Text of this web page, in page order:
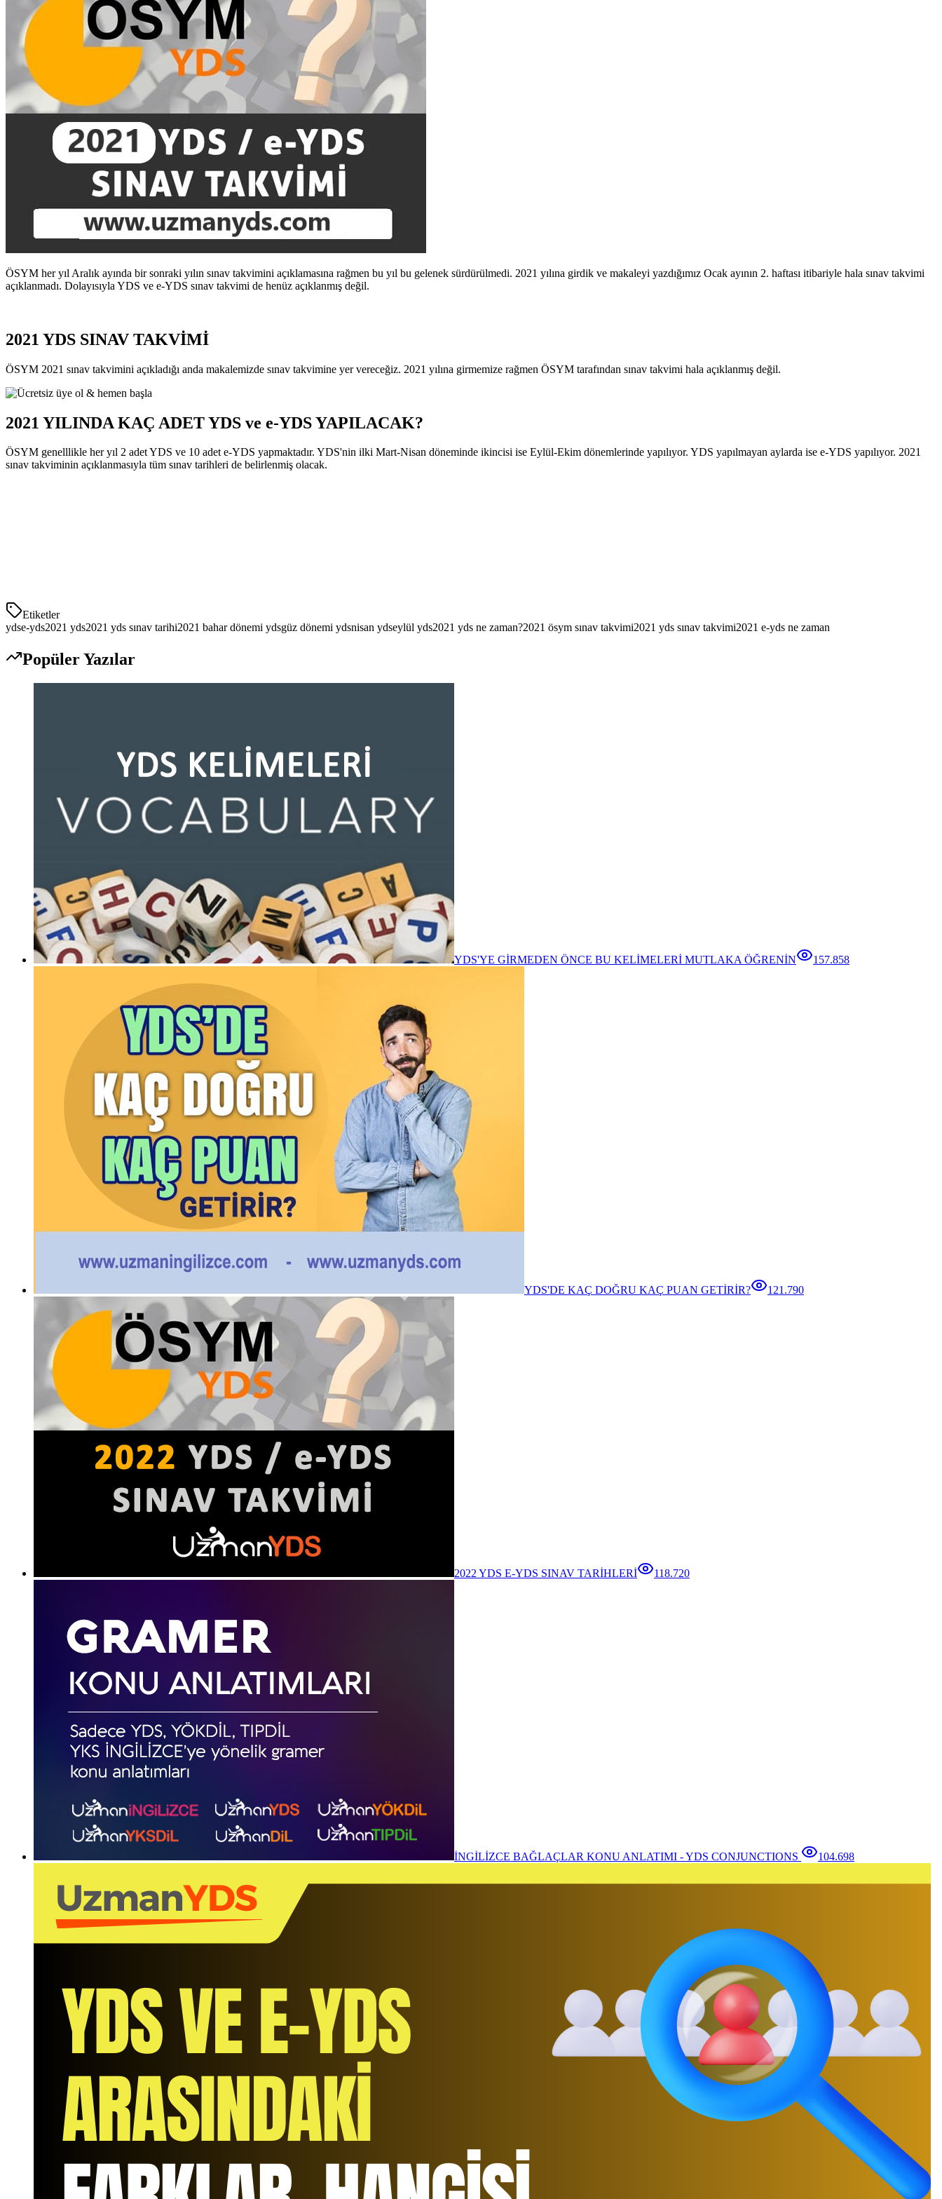
ÖSYM her yıl Aralık ayında bir sonraki yılın sınav takvimini açıklamasına rağmen bu yıl bu gelenek sürdürülmedi. 2021 yılına girdik ve makaleyi yazdığımız Ocak ayının 2. haftası itibariyle hala sınav takvimi
açıklanmadı. Dolayısıyla YDS ve e-YDS sınav takvimi de henüz açıklanmış değil.
2021 YDS SINAV TAKVİMİ
ÖSYM 2021 sınav takvimini açıkladığı anda makalemizde sınav takvimine yer vereceğiz. 2021 yılına girmemize rağmen ÖSYM tarafından sınav takvimi hala açıklanmış değil.
2021 YILINDA KAÇ ADET YDS ve e-YDS YAPILACAK?
ÖSYM genelllikle her yıl 2 adet YDS ve 10 adet e-YDS yapmaktadır. YDS'nin ilki Mart-Nisan döneminde ikincisi ise Eylül-Ekim dönemlerinde yapılıyor. YDS yapılmayan aylarda ise e-YDS yapılıyor. 2021
sınav takviminin açıklanmasıyla tüm sınav tarihleri de belirlenmiş olacak.
Etiketler
ydse-yds2021 yds2021 yds sınav tarihi2021 bahar dönemi ydsgüz dönemi ydsnisan ydseylül yds2021 yds ne zaman?2021 ösym sınav takvimi2021 yds sınav takvimi2021 e-yds ne zaman
Popüler Yazılar
YDS'YE GİRMEDEN ÖNCE BU KELİMELERİ MUTLAKA ÖĞRENİN 157.858
YDS'DE KAÇ DOĞRU KAÇ PUAN GETİRİR? 121.790
2022 YDS E-YDS SINAV TARİHLERİ 118.720
İNGİLİZCE BAĞLAÇLAR KONU ANLATIMI - YDS CONJUNCTIONS 104.698